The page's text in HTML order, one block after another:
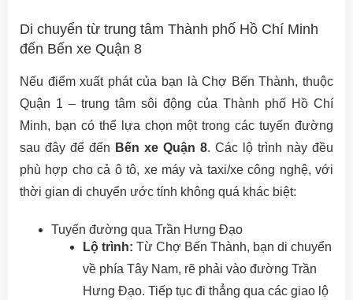
Di chuyển từ trung tâm Thành phố Hồ Chí Minh
đến Bến xe Quận 8
Nếu điểm xuất phát của bạn là Chợ Bến Thành, thuộc
Quận 1 – trung tâm sôi động của Thành phố Hồ Chí
Minh, bạn có thể lựa chọn một trong các tuyến đường
sau đây để đến Bến xe Quận 8. Các lộ trình này đều
phù hợp cho cả ô tô, xe máy và taxi/xe công nghệ, với
thời gian di chuyển ước tính không quá khác biệt:
Tuyến đường qua Trần Hưng Đạo
Lộ trình: Từ Chợ Bến Thành, bạn di chuyển
về phía Tây Nam, rẽ phải vào đường Trần
Hưng Đạo. Tiếp tục đi thẳng qua các giao lộ